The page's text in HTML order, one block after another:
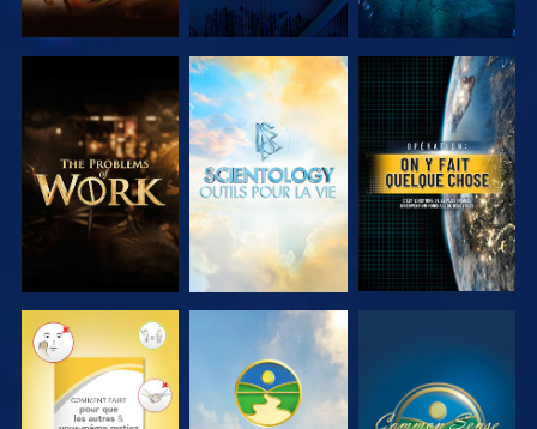
DÉCOUVRIR
LES SÉRIES
DÉCOUVRIR
LES SÉRIES
REGARDER
REGARDER REGARDER REGARDER